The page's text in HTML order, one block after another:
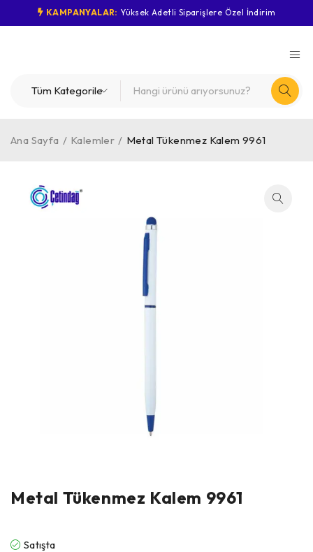
KAMPANYALAR: Yüksek Adetli Siparişlere Özel İndirim
Ana Sayfa / Kalemler / Metal Tükenmez Kalem 9961
Metal Tükenmez Kalem 9961
Satışta